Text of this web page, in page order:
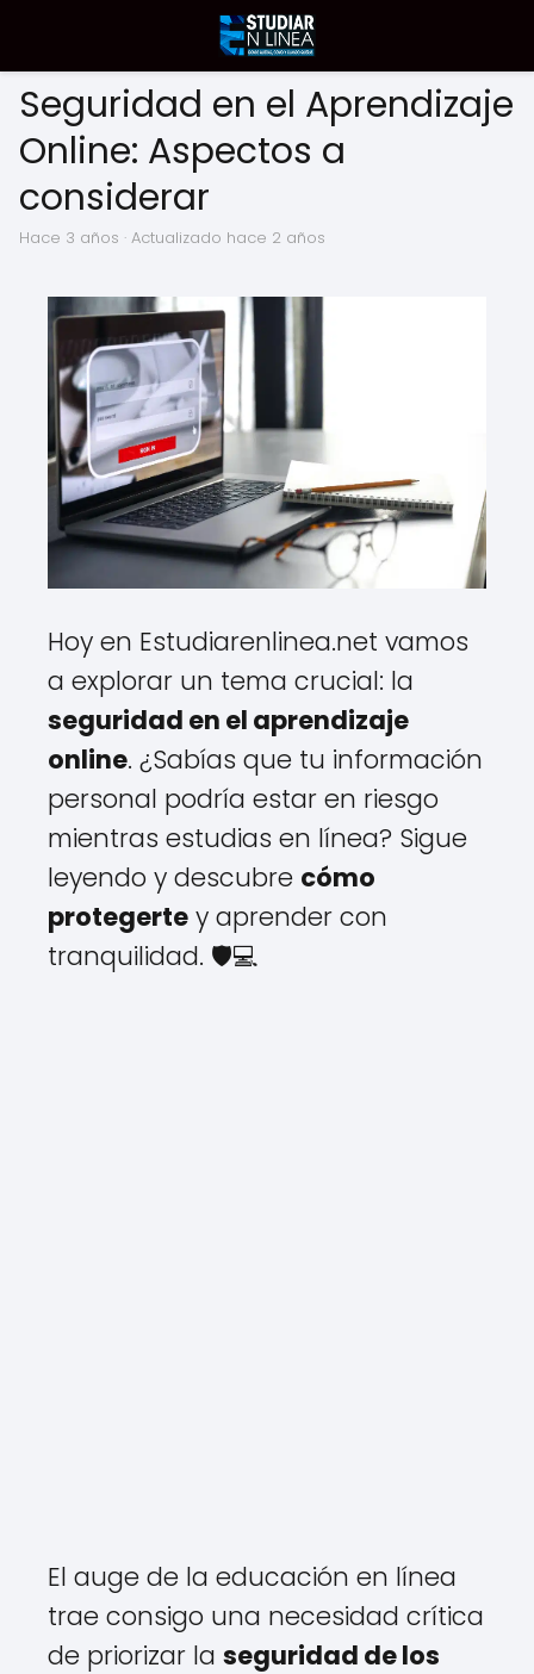
Seguridad en el Aprendizaje
Online: Aspectos a
considerar
hace 3 años · Actualizado hace 2 años
Hoy en Estudiarenlinea.net vamos
a explorar un tema crucial: la
seguridad en el aprendizaje
online. ¿Sabías que tu información
personal podría estar en riesgo
mientras estudias en línea? Sigue
leyendo y descubre cómo
protegerte y aprender con
tranquilidad. 🛡️💻
El auge de la educación en línea
trae consigo una necesidad crítica
de priorizar la seguridad de los